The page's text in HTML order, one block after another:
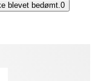
blevet bedømt.0